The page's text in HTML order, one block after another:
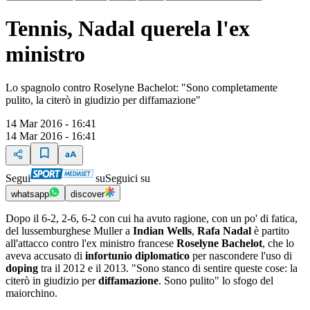
Tennis, Nadal querela l'ex
ministro
Lo spagnolo contro Roselyne Bachelot: "Sono completamente
pulito, la citerò in giudizio per diffamazione"
14 Mar 2016 - 16:41
14 Mar 2016 - 16:41
Segui suSeguici su
whatsapp discover
Dopo il 6-2, 2-6, 6-2 con cui ha avuto ragione, con un po' di fatica,
del lussemburghese Muller a Indian Wells, Rafa Nadal è partito
all'attacco contro l'ex ministro francese Roselyne Bachelot, che lo
aveva accusato di infortunio diplomatico per nascondere l'uso di
doping tra il 2012 e il 2013. "Sono stanco di sentire queste cose: la
citerò in giudizio perdiffamazione. Sono pulito" lo sfogo del
maiorchino.